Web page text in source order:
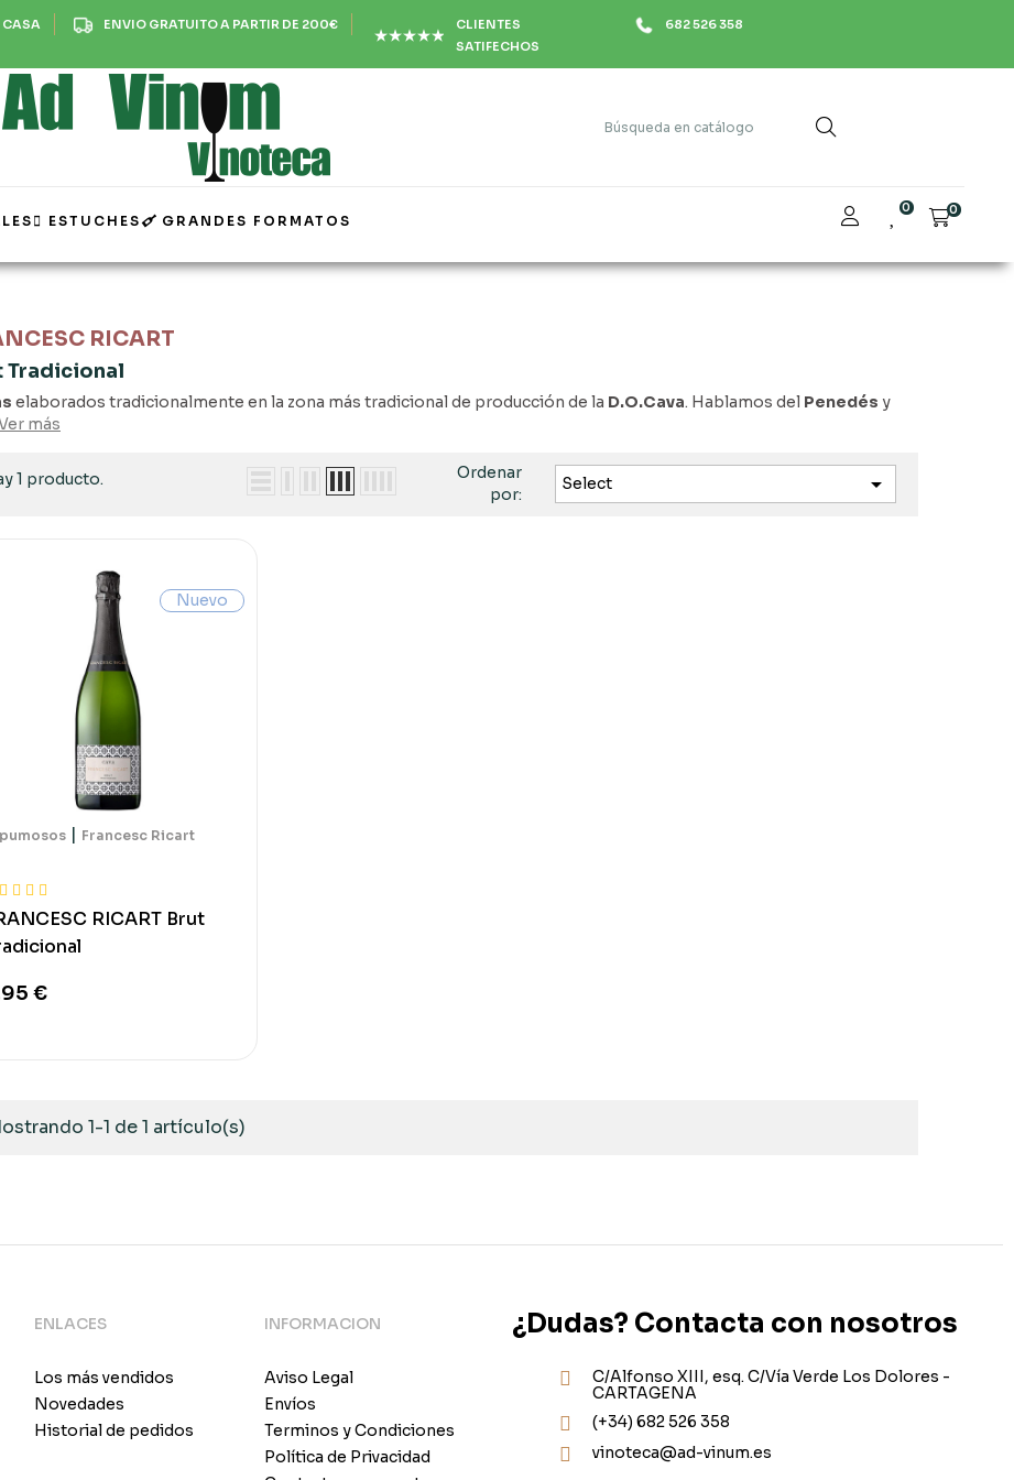
CASA ENVIO GRATUITO A PARTIR DE 200€
CLIENTES
SATIFECHOS
682 526 358
ESTUCHES GRANDES FORMATOS
0 0
RICART
Tradicional
elaborados tradicionalmente en la zona más tradicional de producción de la D.O.Cava. Hablamos del Penedés y
más
1 producto.
Ordenar
por:
Select 
| Francesc Ricart
Nuevo
RICART Brut
€
1-1 de 1 artículo(s)
ENLACES
Los más vendidos
Novedades
Historial de pedidos
INFORMACION
Aviso Legal
Envíos
Terminos y Condiciones
Política de Privacidad
¿Dudas? Contacta con nosotros
C/Alfonso XIII, esq. C/Vía Verde Los Dolores -
CARTAGENA
(+34) 682 526 358
vinoteca@ad-vinum.es